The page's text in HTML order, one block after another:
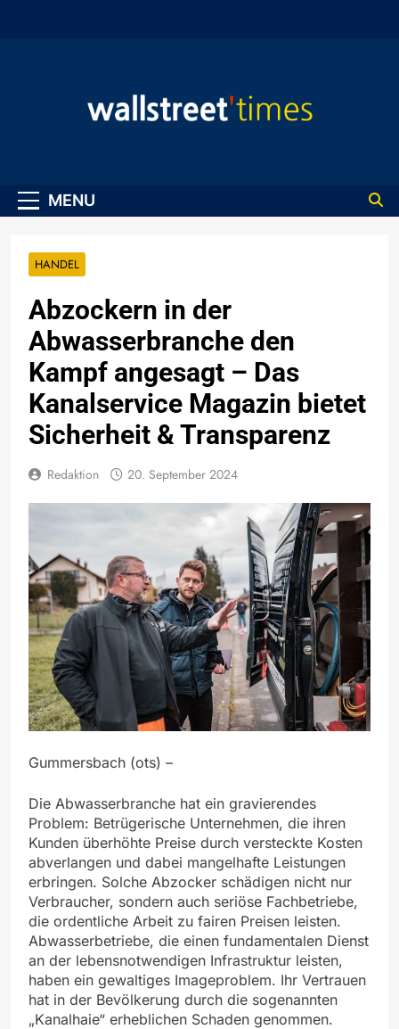
MENU
HANDEL
Abzockern in der
Abwasserbranche den
Kampf angesagt – Das
Kanalservice Magazin bietet
Sicherheit & Transparenz
Redaktion 20. September 2024
Gummersbach (ots) –
Die Abwasserbranche hat ein gravierendes
Problem: Betrügerische Unternehmen, die ihren
Kunden überhöhte Preise durch versteckte Kosten
abverlangen und dabei mangelhafte Leistungen
erbringen. Solche Abzocker schädigen nicht nur
Verbraucher, sondern auch seriöse Fachbetriebe,
die ordentliche Arbeit zu fairen Preisen leisten.
Abwasserbetriebe, die einen fundamentalen Dienst
an der lebensnotwendigen Infrastruktur leisten,
haben ein gewaltiges Imageproblem. Ihr Vertrauen
hat in der Bevölkerung durch die sogenannten
„Kanalhaie“ erheblichen Schaden genommen.